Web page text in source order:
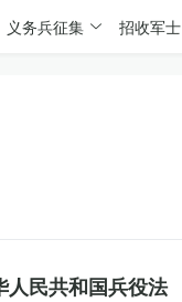
义务兵征集 招收军士
人民共和国兵役法